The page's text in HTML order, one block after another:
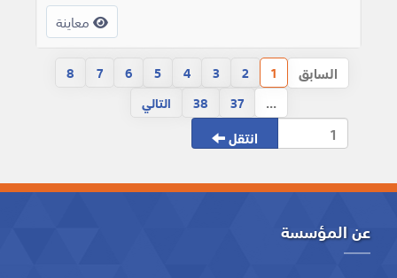
معاينة
السابق 1
2
3
4
5
6
7
8
...
37
38 التالي
انتقل
عن المؤسسة